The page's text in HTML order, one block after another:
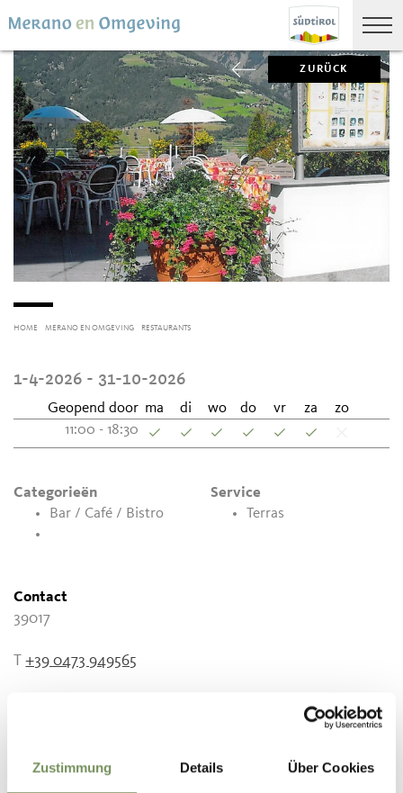
Zustimmung Details Über Cookies
ZURÜCK
HOME MERANO EN OMGEVING RESTAURANTS
1-4-2026 - 31-10-2026
Geopend door ma di wo do vr za
zo
11:00 - 18:30
Categorieën
Bar / Café / Bistro
Service
Terras
Contact
39017
T+39 0473 949565
WAS DE INHOUD NUTTIG VOOR U?